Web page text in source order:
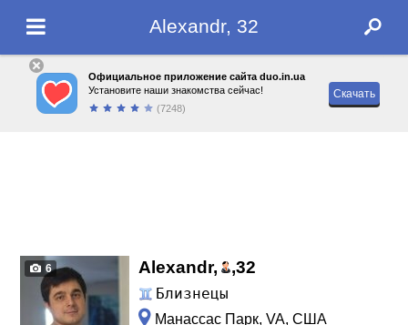
Alexandr, 32
Официальное приложение сайта duo.in.ua
Установите наши знакомства сейчас!
(7248)
Скачать
6 Alexandr, ,32
Близнецы
Манассас Парк, VA, США